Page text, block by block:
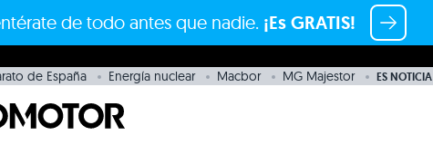
de todo antes que nadie. ¡Es GRATIS!
de España Energía nuclear Macbor MG Majestor ES NOTICIA